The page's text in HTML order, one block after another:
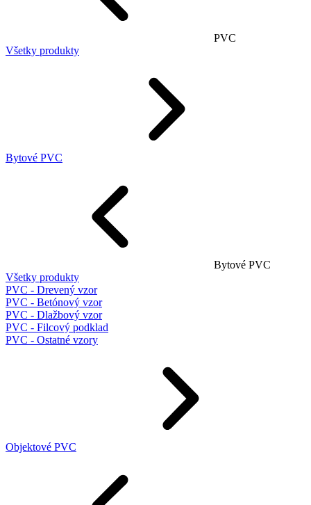
PVC
Všetky produkty
Bytové PVC
Bytové PVC
Všetky produkty
PVC - Drevený vzor
PVC - Betónový vzor
PVC - Dlažbový vzor
PVC - Filcový podklad
PVC - Ostatné vzory
Objektové PVC